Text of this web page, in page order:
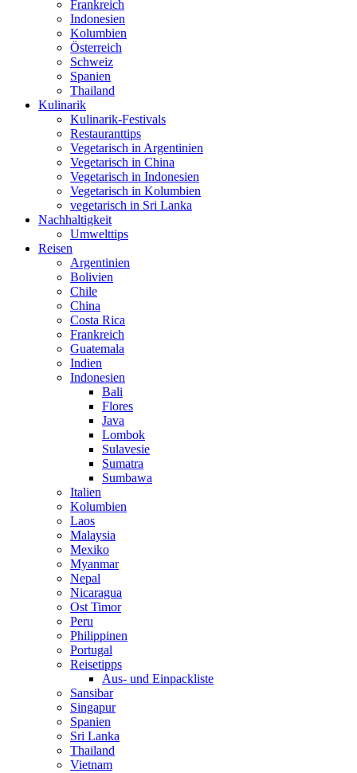
Frankreich
Indonesien
Kolumbien
Österreich
Schweiz
Spanien
Thailand
Kulinarik
Kulinarik-Festivals
Restauranttips
Vegetarisch in Argentinien
Vegetarisch in China
Vegetarisch in Indonesien
Vegetarisch in Kolumbien
vegetarisch in Sri Lanka
Nachhaltigkeit
Umwelttips
Reisen
Argentinien
Bolivien
Chile
China
Costa Rica
Frankreich
Guatemala
Indien
Indonesien
Bali
Flores
Java
Lombok
Sulavesie
Sumatra
Sumbawa
Italien
Kolumbien
Laos
Malaysia
Mexiko
Myanmar
Nepal
Nicaragua
Ost Timor
Peru
Philippinen
Portugal
Reisetipps
Aus- und Einpackliste
Sansibar
Singapur
Spanien
Sri Lanka
Thailand
Vietnam